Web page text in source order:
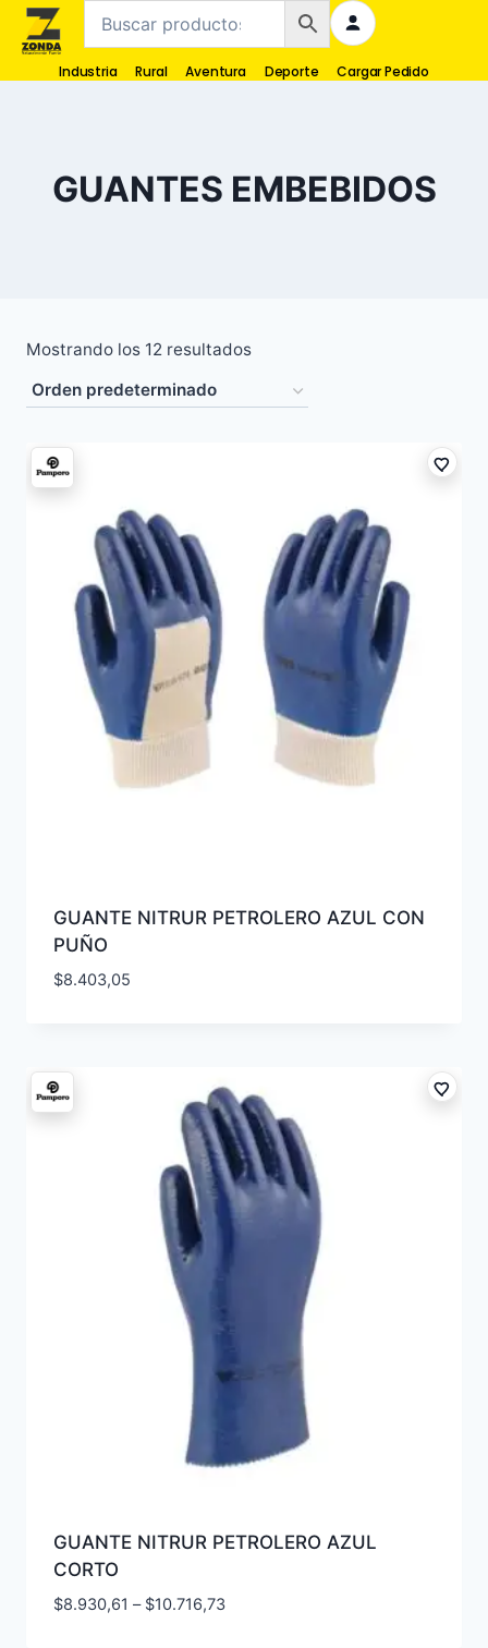
Industria Rural Aventura Deporte Cargar Pedido
GUANTES EMBEBIDOS
Mostrando los 12 resultados
GUANTE NITRUR PETROLERO AZUL CON
PUÑO
$8.403,05
GUANTE NITRUR PETROLERO AZUL
CORTO
$8.930,61 – $10.716,73